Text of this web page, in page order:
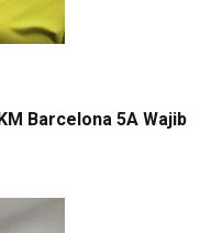
Barcelona 5A Wajib